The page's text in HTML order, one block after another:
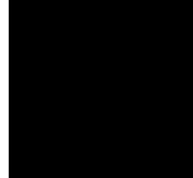
Görme güçlüğü veya
Monitör çözünürlüğü,